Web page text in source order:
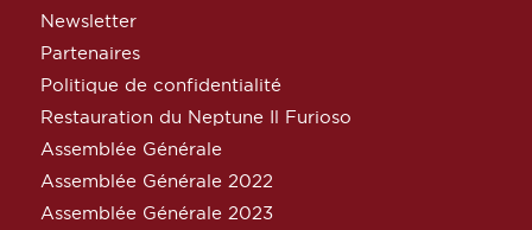
Newsletter
Partenaires
Politique de confidentialité
Restauration du Neptune Il Furioso
Assemblée Générale
Assemblée Générale 2022
Assemblée Générale 2023